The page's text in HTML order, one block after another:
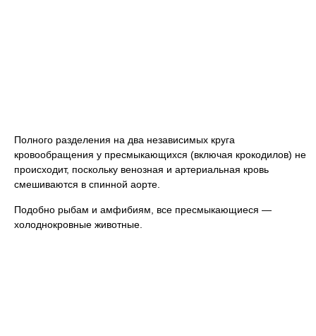
Полного разделения на два независимых круга
кровообращения у пресмыкающихся (включая крокодилов) не
происходит, поскольку венозная и артериальная кровь
смешиваются в спинной аорте.
Подобно рыбам и амфибиям, все пресмыкающиеся —
холоднокровные животные.